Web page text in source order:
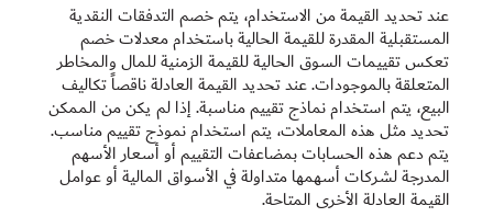
عند تحديد القيمة من الاستخدام، يتم خصم التدفقات النقدية
المستقبلية المقدرة للقيمة الحالية باستخدام معدلات خصم
تعكس ‏تقييمات السوق الحالية للقيمة الزمنية للمال والمخاطر
المتعلقة بالموجودات. عند تحديد القيمة العادلة ناقصاً تكاليف
البيع، ‏يتم استخدام نماذج تقييم مناسبة. إذا لم يكن من الممكن
تحديد مثل هذه المعاملات، يتم استخدام نموذج تقييم مناسب.
يتم دعم هذه الحسابات بمضاعفات التقييم أو أسعار الأسهم
المدرجة لشركات أسهمها متداولة في الأسواق المالية أو عوامل
القيمة العادلة الأخرى المتاحة.